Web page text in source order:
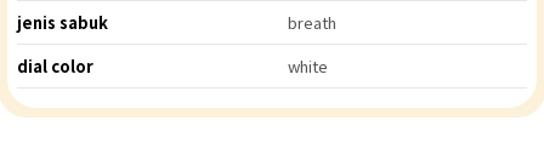
jenis sabuk
breath
dial color
white